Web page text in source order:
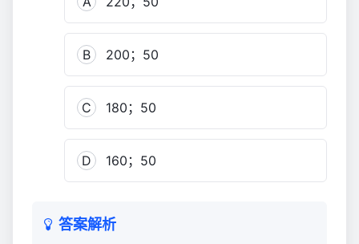
B 200；50
C 180；50
D 160；50
答案解析